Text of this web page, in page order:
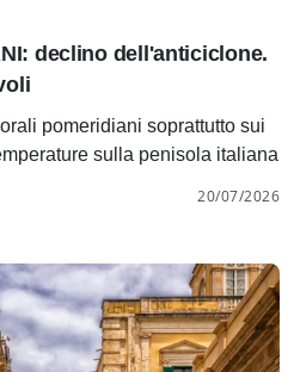
declino dell'anticiclone.
pomeridiani soprattutto sui
sulla penisola italiana
20/07/2026